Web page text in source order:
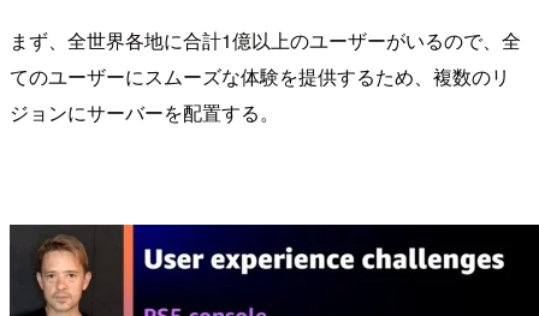
まず、全世界各地に合計1億以上のユーザーがいるので、全
てのユーザーにスムーズな体験を提供するため、複数のリ
ジョンにサーバーを配置する。